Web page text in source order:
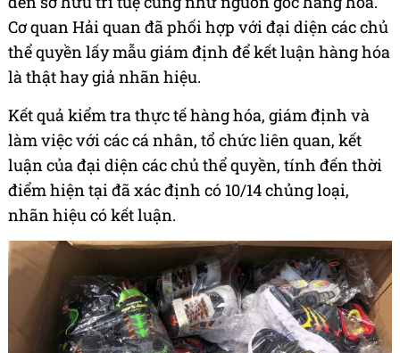
Cơ quan Hải quan đã phối hợp với đại diện các chủ
thể quyền lấy mẫu giám định để kết luận hàng hóa
là thật hay giả nhãn hiệu.
Kết quả kiểm tra thực tế hàng hóa, giám định và
làm việc với các cá nhân, tổ chức liên quan, kết
luận của đại diện các chủ thể quyền, tính đến thời
điểm hiện tại đã xác định có 10/14 chủng loại,
nhãn hiệu có kết luận.